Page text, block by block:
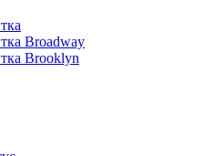
Broadway
Brooklyn